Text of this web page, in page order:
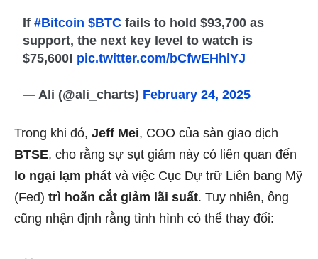
If#Bitcoin $BTC fails to hold $93,700 as
support, the next key level to watch is
$75,600! pic.twitter.com/bCfwEHhlYJ
— Ali (@ali_charts) February 24, 2025
Trong khi đó, Jeff Mei, COO của sàn giao dịch
BTSE, cho rằng sự sụt giảm này có liên quan đến
lo ngại lạm phát và việc Cục Dự trữ Liên bang Mỹ
(Fed) trì hoãn cắt giảm lãi suất. Tuy nhiên, ông
cũng nhận định rằng tình hình có thể thay đổi: